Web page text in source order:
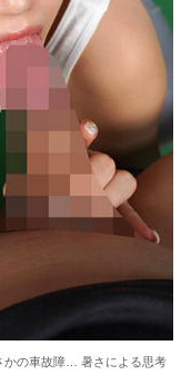
かの車故障… 暑さによる思考